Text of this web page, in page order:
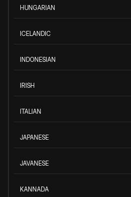
HUNGARIAN
ICELANDIC
INDONESIAN
IRISH
ITALIAN
JAPANESE
JAVANESE
KANNADA